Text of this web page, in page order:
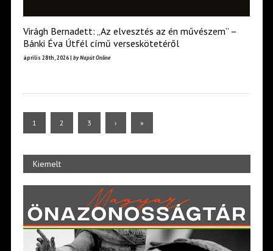
Virágh Bernadett: „Az elvesztés az én művészem” –
Bánki Éva Útfél című verseskötetéről
április 28th, 2026 | by Napút Online
1 2 3 › »
Kiemelt